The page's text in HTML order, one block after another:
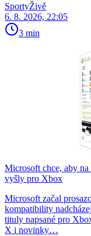
SportyŽivě
6. 8. 2026, 22:05
3 min
Microsoft chce, aby
vyšly pro Xbox
Microsoft začal
kompatibility
tituly napsané pro
X i novinky…